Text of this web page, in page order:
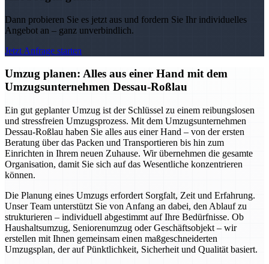
Dann probieren Sie es jetzt aus und fordern Sie Ihr individuelles
Angebot an – ganz unverbindlich.
Jetzt Anfrage starten
Umzug planen: Alles aus einer Hand mit dem
Umzugsunternehmen Dessau-Roßlau
Ein gut geplanter Umzug ist der Schlüssel zu einem reibungslosen
und stressfreien Umzugsprozess. Mit dem Umzugsunternehmen
Dessau-Roßlau haben Sie alles aus einer Hand – von der ersten
Beratung über das Packen und Transportieren bis hin zum
Einrichten in Ihrem neuen Zuhause. Wir übernehmen die gesamte
Organisation, damit Sie sich auf das Wesentliche konzentrieren
können.
Die Planung eines Umzugs erfordert Sorgfalt, Zeit und Erfahrung.
Unser Team unterstützt Sie von Anfang an dabei, den Ablauf zu
strukturieren – individuell abgestimmt auf Ihre Bedürfnisse. Ob
Haushaltsumzug, Seniorenumzug oder Geschäftsobjekt – wir
erstellen mit Ihnen gemeinsam einen maßgeschneiderten
Umzugsplan, der auf Pünktlichkeit, Sicherheit und Qualität basiert.